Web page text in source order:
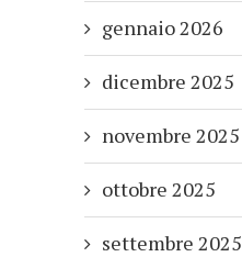
gennaio 2026
dicembre 2025
novembre 2025
ottobre 2025
settembre 2025